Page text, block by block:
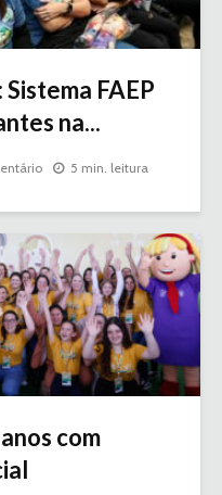
FAEP
na...
5 min. leitura
com